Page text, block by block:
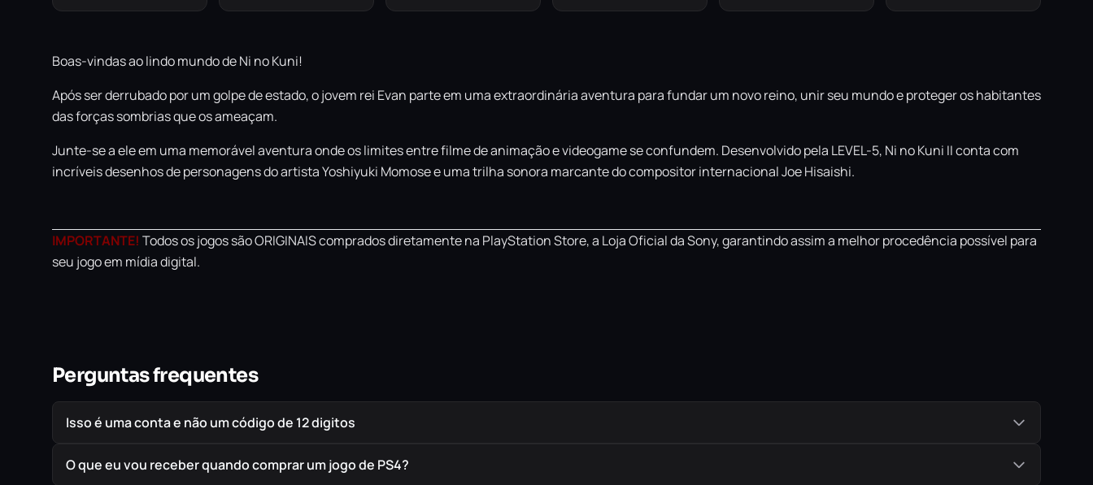
Boas-vindas ao lindo mundo de Ni no Kuni!
Após ser derrubado por um golpe de estado, o jovem rei Evan parte em uma extraordinária aventura para fundar um novo reino, unir seu mundo e proteger os habitantes
das forças sombrias que os ameaçam.
Junte-se a ele em uma memorável aventura onde os limites entre filme de animação e videogame se confundem. Desenvolvido pela LEVEL-5, Ni no Kuni II conta com
incríveis desenhos de personagens do artista Yoshiyuki Momose e uma trilha sonora marcante do compositor internacional Joe Hisaishi.
IMPORTANTE! Todos os jogos são ORIGINAIS comprados diretamente na PlayStation Store, a Loja Oficial da Sony, garantindo assim a melhor procedência possível para
seu jogo em mídia digital.
Perguntas frequentes
Isso é uma conta e não um código de 12 digitos
O que eu vou receber quando comprar um jogo de PS4?